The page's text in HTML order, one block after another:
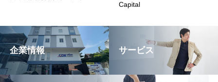
Capital
企業情報 サービス